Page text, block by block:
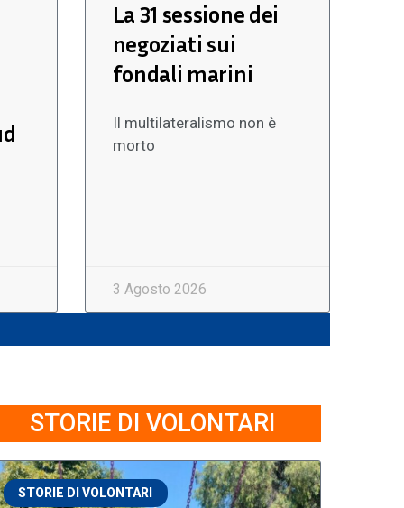
La 31 sessione dei
negoziati sui
fondali marini
Il multilateralismo non è
morto
3 Agosto 2026
STORIE DI VOLONTARI
STORIE DI VOLONTARI